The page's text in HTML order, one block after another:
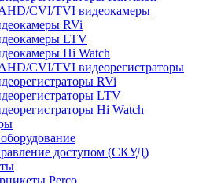
CVI/TVI видеокамеры
RVi
LTV
Hi Watch
CVI/TVI видеорегистраторы
RVi
LTV
Hi Watch
доступом (СКУД)
Perco